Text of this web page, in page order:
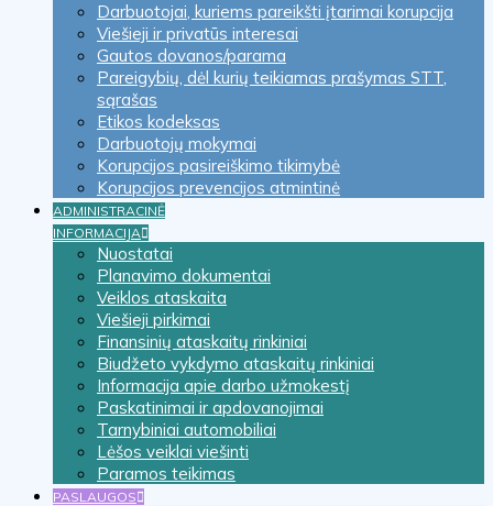
Darbuotojai, kuriems pareikšti įtarimai korupcija
Viešieji ir privatūs interesai
Gautos dovanos/parama
Pareigybių, dėl kurių teikiamas prašymas STT,
sąrašas
Etikos kodeksas
Darbuotojų mokymai
Korupcijos pasireiškimo tikimybė
Korupcijos prevencijos atmintinė
ADMINISTRACINĖ
INFORMACIJA
Nuostatai
Planavimo dokumentai
Veiklos ataskaita
Viešieji pirkimai
Finansinių ataskaitų rinkiniai
Biudžeto vykdymo ataskaitų rinkiniai
Informacija apie darbo užmokestį
Paskatinimai ir apdovanojimai
Tarnybiniai automobiliai
Lėšos veiklai viešinti
Paramos teikimas
PASLAUGOS